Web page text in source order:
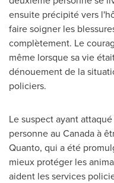
ensuite précipité vers
faire soigner les
complètement. Le
même lorsque sa vie
dénouement de la
policiers.
Le suspect ayant
personne au Canadaà
Quanto, qui a été
mieux protéger les
aident les services